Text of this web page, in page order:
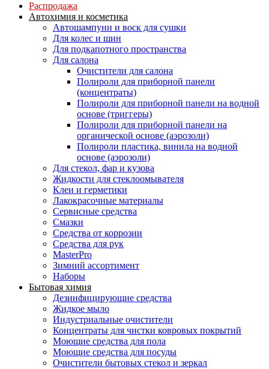
Распродажа
Автохимия и косметика
Автошампуни и воск для сушки
Для колес и шин
Для подкапотного пространства
Для салона
Очистители для салона
Полироли для приборной панели
(концентраты)
Полироли для приборной панели на водной
основе (триггеры)
Полироли для приборной панели на
органической основе (аэрозоли)
Полироли пластика, винила на водной
основе (аэрозоли)
Для стекол, фар и кузова
Жидкости для стеклоомывателя
Клеи и герметики
Лакокрасочные материалы
Сервисные средства
Смазки
Средства от коррозии
Средства для рук
MasterPro
Зимний ассортимент
Наборы
Бытовая химия
Дезинфицирующие средства
Жидкое мыло
Индустриальные очистители
Концентраты для чистки ковровых покрытий
Моющие средства для пола
Моющие средства для посуды
Очистители бытовых стекол и зеркал